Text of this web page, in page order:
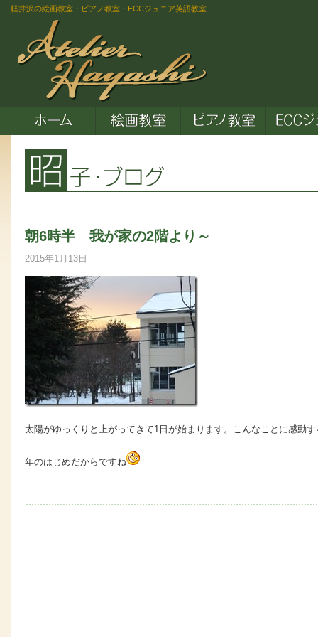
軽井沢の絵画教室・ピアノ教室・ECCジュニア英語教室
朝6時半 我が家の2階より～
2015年1月13日
太陽がゆっくりと上がってきて1日が始まります。こんなことに感動
年のはじめだからですね